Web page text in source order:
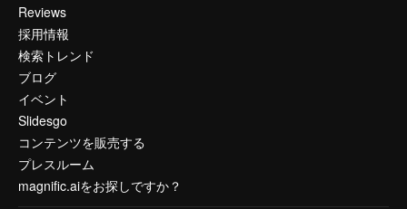
Reviews
採用情報
検索トレンド
ブログ
イベント
Slidesgo
コンテンツを販売する
プレスルーム
magnific.aiをお探しですか？